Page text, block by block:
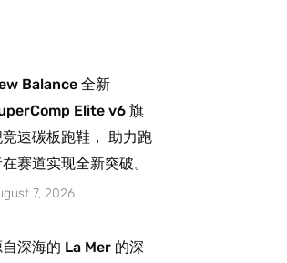
Balance 全新
Elite v6 旗
速碳板跑鞋， 助力跑
赛道实现全新突破。
7, 2026
深海的 La Mer 的深